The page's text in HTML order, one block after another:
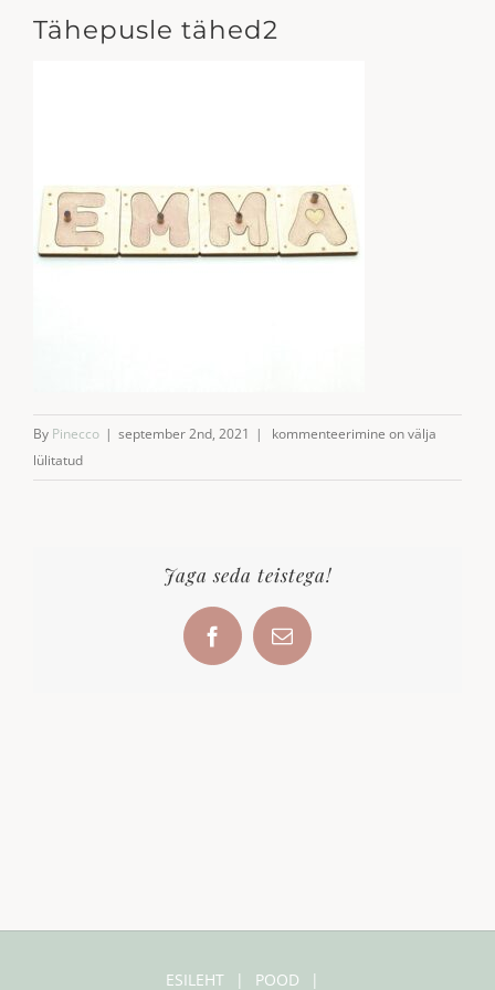
Tähepusle tähed2
By Pinecco | september 2nd, 2021 |
Tähepusle
kommenteerimine on välja
lülitatud
Jaga seda teistega!
FacebookEmail
ESILEHT POOD